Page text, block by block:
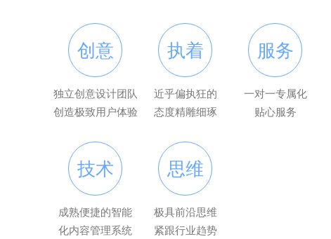
创意
独立创意设计团队
创造极致用户体验
执着
近乎偏执狂的
态度精雕细琢
服务
一对一专属化
贴心服务
技术
成熟便捷的智能
化内容管理系统
思维
极具前沿思维
紧跟行业趋势